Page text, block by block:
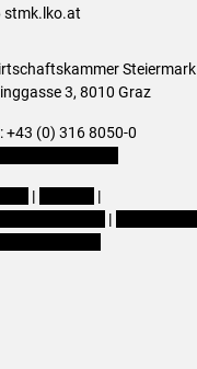
stmk.lko.at
Steiermark
3, 8010 Graz
+43 (0) 316 8050-0
|
|
|